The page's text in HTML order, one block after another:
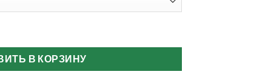
Neon 45000 Puffs Disposable Vape
В КОРЗИНУ